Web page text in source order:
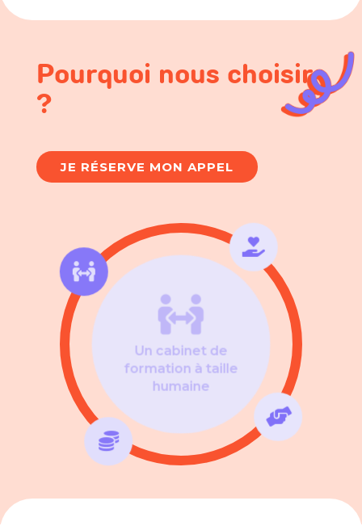
Pourquoi nous choisir
?
JE RÉSERVE MON APPEL





Un cabinet de
formation à taille
humaine